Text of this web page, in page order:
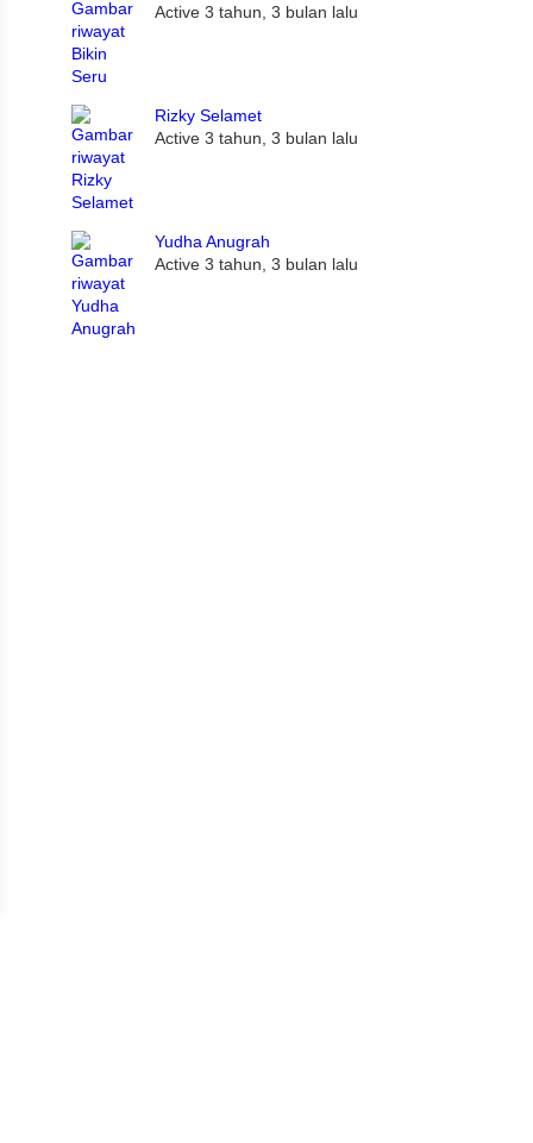
Active 3 tahun, 3 bulan lalu
Rizky Selamet
Active 3 tahun, 3 bulan lalu
Yudha Anugrah
Active 3 tahun, 3 bulan lalu